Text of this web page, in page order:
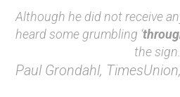
Although he did not receive
heard some grumbling ‘
the sign.
Paul Grondahl,